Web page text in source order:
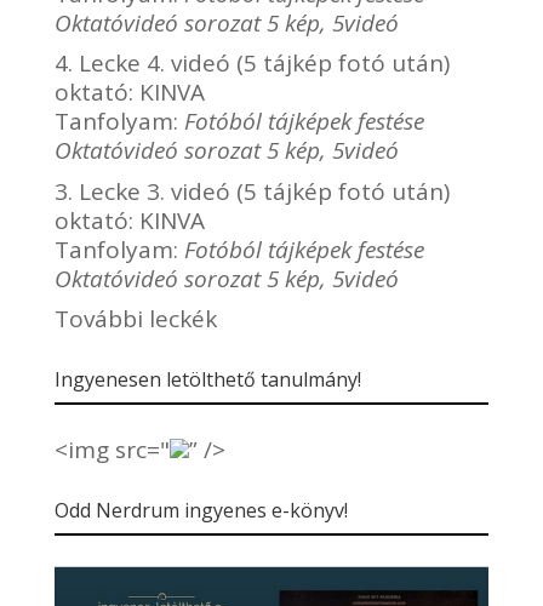
Oktatóvideó sorozat 5 kép, 5videó
4. Lecke 4. videó (5 tájkép fotó után)
oktató: KINVA
Tanfolyam: Fotóból tájképek festése
Oktatóvideó sorozat 5 kép, 5videó
3. Lecke 3. videó (5 tájkép fotó után)
oktató: KINVA
Tanfolyam: Fotóból tájképek festése
Oktatóvideó sorozat 5 kép, 5videó
További leckék
Ingyenesen letölthető tanulmány!
<img src=" ” />
Odd Nerdrum ingyenes e-könyv!